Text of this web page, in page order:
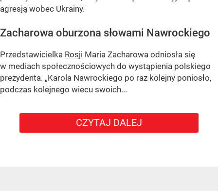
agresją wobec Ukrainy.
Zacharowa oburzona słowami Nawrockiego
Przedstawicielka Rosji Maria Zacharowa odniosła się
w mediach społecznościowych do wystąpienia polskiego
prezydenta. „Karola Nawrockiego po raz kolejny poniosło,
podczas kolejnego wiecu swoich...
CZYTAJ DALEJ